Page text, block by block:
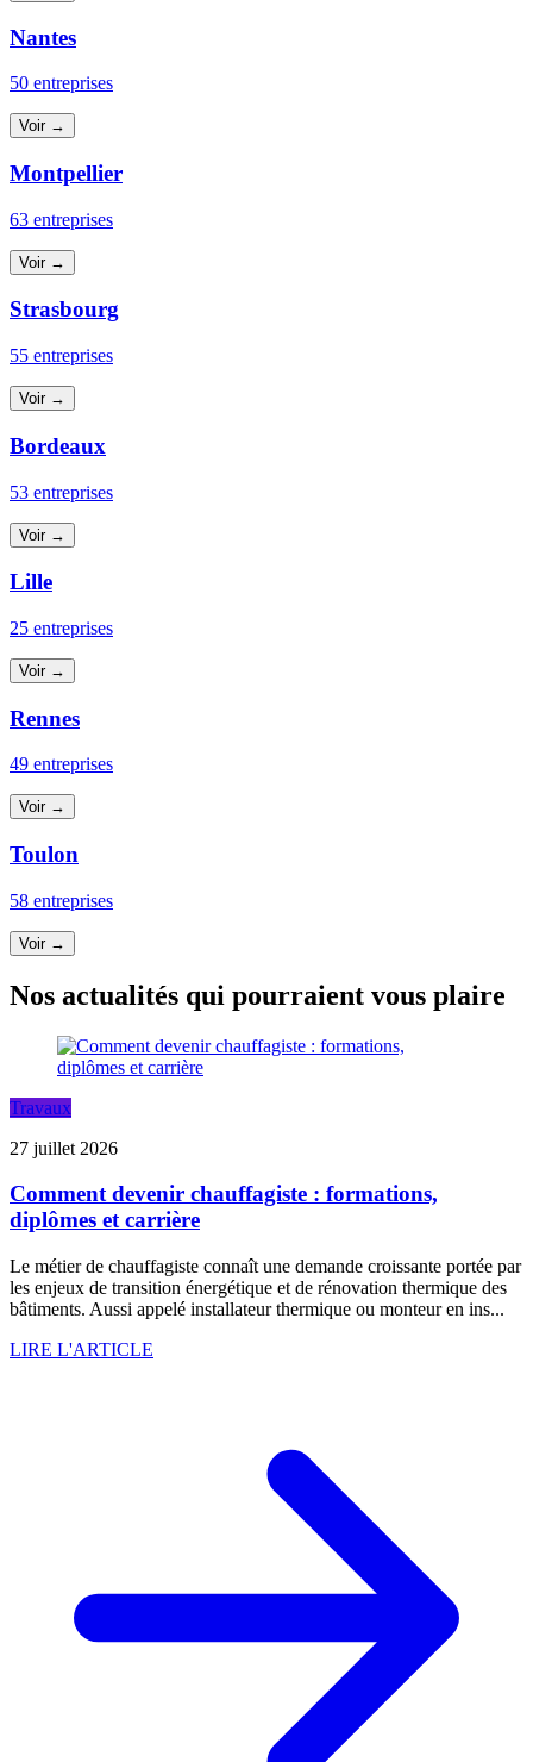
Nantes
50 entreprises
Voir →
Montpellier
63 entreprises
Voir →
Strasbourg
55 entreprises
Voir →
Bordeaux
53 entreprises
Voir →
Lille
25 entreprises
Voir →
Rennes
49 entreprises
Voir →
Toulon
58 entreprises
Voir →
Nos actualités qui pourraient vous plaire
Travaux
27 juillet 2026
Comment devenir chauffagiste : formations,
diplômes et carrière
Le métier de chauffagiste connaît une demande croissante portée par
les enjeux de transition énergétique et de rénovation thermique des
bâtiments. Aussi appelé installateur thermique ou monteur en ins...
LIRE L'ARTICLE